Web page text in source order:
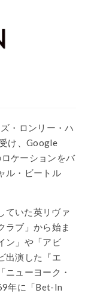
・ロンリー・ハ
け、Google
ケーションをバ
ル・ビートル
ていた英リヴァ
ラブ」から始ま
ン」や「アビ
出演した『エ
ニューヨーク・
年に「Bet-In